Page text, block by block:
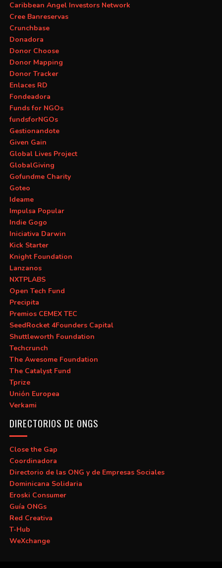
Caribbean Angel Investors Network
Cree Banreservas
Crunchbase
Donadora
Donor Choose
Donor Mapping
Donor Tracker
Enlaces RD
Fondeadora
Funds for NGOs
fundsforNGOs
Gestionandote
Given Gain
Global Lives Project
GlobalGiving
Gofundme Charity
Goteo
Ideame
Impulsa Popular
Indie Gogo
Iniciativa Darwin
Kick Starter
Knight Foundation
Lanzanos
NXTPLABS
Open Tech Fund
Precipita
Premios CEMEX TEC
SeedRocket 4Founders Capital
Shuttleworth Foundation
Techcrunch
The Awesome Foundation
The Catalyst Fund
Tprize
Unión Europea
Verkami
DIRECTORIOS DE ONGS
Close the Gap
Coordinadora
Directorio de las ONG y de Empresas Sociales
Dominicana Solidaria
Eroski Consumer
Guía ONGs
Red Creativa
T-Hub
WeXchange